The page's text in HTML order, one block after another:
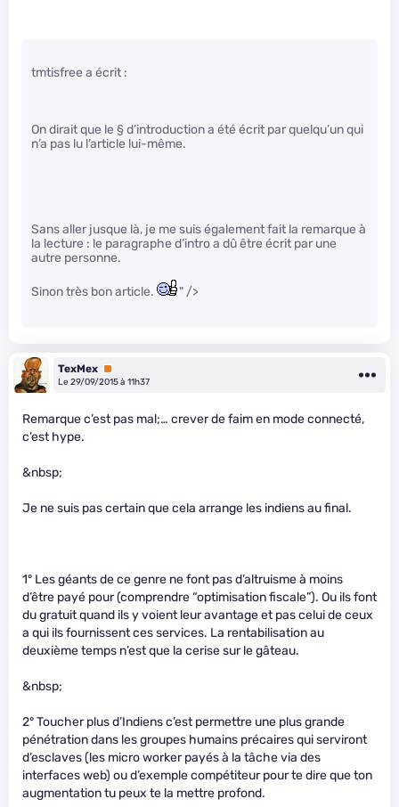
tmtisfree a écrit :
On dirait que le § d’introduction a été écrit par quelqu’un qui
n’a pas lu l’article lui-même.
Sans aller jusque là, je me suis également fait la remarque à
la lecture : le paragraphe d’intro a dû être écrit par une
autre personne.
Sinon très bon article. " />
TexMex Premium
Le 29/09/2015 à 11h37
Remarque c’est pas mal;… crever de faim en mode connecté,
c’est hype.
&nbsp;
Je ne suis pas certain que cela arrange les indiens au final.
1° Les géants de ce genre ne font pas d’altruisme à moins
d’être payé pour (comprendre “optimisation fiscale”). Ou ils font
du gratuit quand ils y voient leur avantage et pas celui de ceux
a qui ils fournissent ces services. La rentabilisation au
deuxième temps n’est que la cerise sur le gâteau.
&nbsp;
2° Toucher plus d’Indiens c’est permettre une plus grande
pénétration dans les groupes humains précaires qui serviront
d’esclaves (les micro worker payés à la tâche via des
interfaces web) ou d’exemple compétiteur pour te dire que ton
augmentation tu peux te la mettre profond.